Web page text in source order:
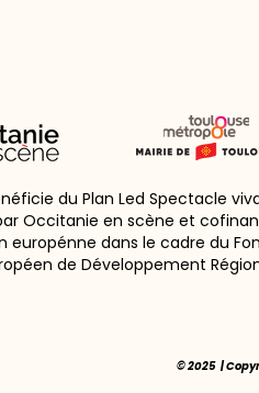
du Plan Led Spectacle
Occitanie en scène et
europénne dans le cadre du
de Développement
© 2025 |